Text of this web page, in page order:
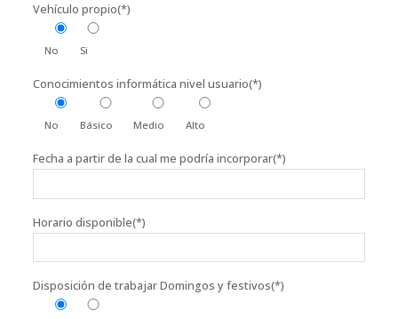
Vehículo propio(*)
No Si
Conocimientos informática nivel usuario(*)
No Básico Medio Alto
Fecha a partir de la cual me podría incorporar(*)
Horario disponible(*)
Disposición de trabajar Domingos y festivos(*)